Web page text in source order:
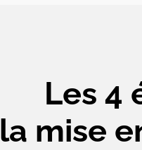
Les 4
la mise